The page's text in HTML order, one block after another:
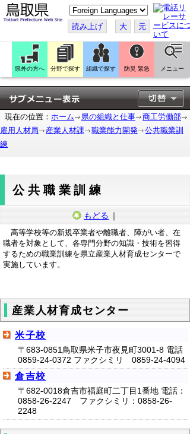
こ
の
ペ
ー
ジ
翻
訳
す
る
読み上げ 大 元
県外の方へ 分野で探す 組織で探す 防災 緊急 メニュー
現在の位置： ホーム 県の組織と仕事
商工労働部
雇用人材局
産業人材課 職業能力開発
公共職業訓
練
公共職業訓練
もどる ｜
高等学校等の新規卒業者や離職者、障がい者、在
職者を対象として、各専門分野の知識・技術を習得
するための職業訓練を県立産業人材育成センターで
実施しています。
産業人材育成センター
米子校
〒683-0851鳥取県米子市夜見町3001-8 電話
0859-24-0372 ファクシミリ 0859-24-4094
倉吉校
〒682-0018倉吉市福庭町二丁目1番地 電話：
0858-26-2247 ファクシミリ：0858-26-
2248